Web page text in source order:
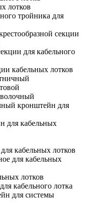
лотков
тройника для
секции
для кабельного
кабельных лотков
кронштейн для
для кабельных
кабельных лотков
для кабельных
лотков
кабельного лотка
для системы